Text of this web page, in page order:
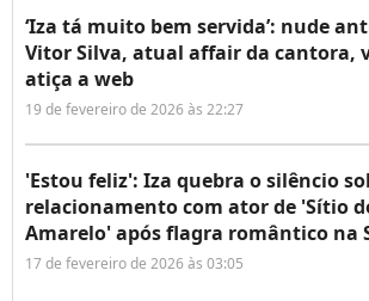
‘Iza tá muito bem servida’: nude
Vitor Silva, atual affair da cantora,
atiça a web
19 de fevereiro de 2026 às 22:27
'Estou feliz': Iza quebra o silêncio
relacionamento com ator de 'Sítio
Amarelo' após flagra romântico na
17 de fevereiro de 2026 às 03:05